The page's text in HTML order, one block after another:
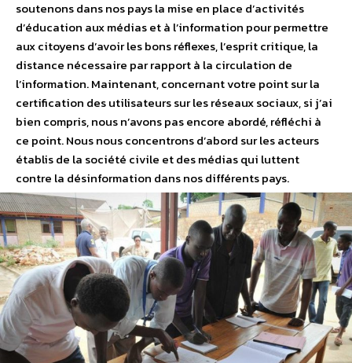
soutenons dans nos pays la mise en place d’activités
d’éducation aux médias et à l’information pour permettre
aux citoyens d’avoir les bons réflexes, l’esprit critique, la
distance nécessaire par rapport à la circulation de
l’information. Maintenant, concernant votre point sur la
certification des utilisateurs sur les réseaux sociaux, si j’ai
bien compris, nous n’avons pas encore abordé, réfléchi à
ce point. Nous nous concentrons d’abord sur les acteurs
établis de la société civile et des médias qui luttent
contre la désinformation dans nos différents pays.